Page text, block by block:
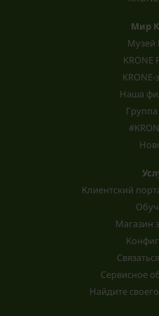
Мир
Музей
KRONE
KRONE-
Наша
Группа
Клиентский
Магазин
Сервисное
Найдите